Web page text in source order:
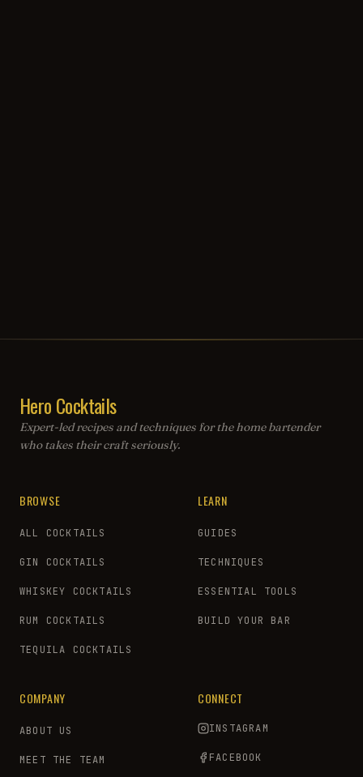
Hero Cocktails
Expert-led recipes and techniques for the home bartender
who takes their craft seriously.
BROWSE
ALL COCKTAILS
GIN COCKTAILS
WHISKEY COCKTAILS
RUM COCKTAILS
TEQUILA COCKTAILS
LEARN
GUIDES
TECHNIQUES
ESSENTIAL TOOLS
BUILD YOUR BAR
COMPANY
ABOUT US
MEET THE TEAM
CONNECT
INSTAGRAM
FACEBOOK